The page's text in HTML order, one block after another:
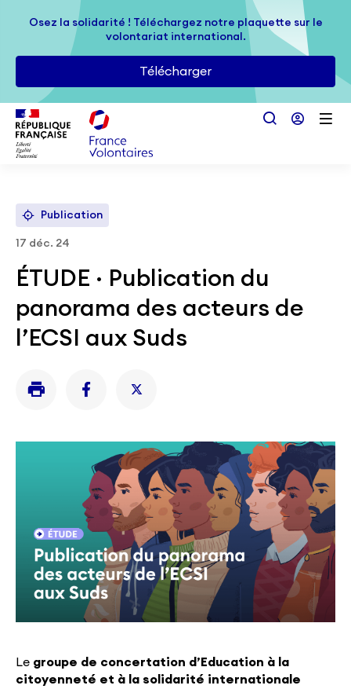
Passer au contenu principal
Osez la solidarité ! Téléchargez notre plaquette sur le
volontariat international.
Télécharger
Osez la solidarité ! Téléchargez notre plaquette sur le
volontariat international.
Télécharger
Publication
17 déc. 24
ÉTUDE · Publication du
panorama des acteurs de
l’ECSI aux Suds
Le groupe de concertation d’Education à la
citoyenneté et à la solidarité internationale